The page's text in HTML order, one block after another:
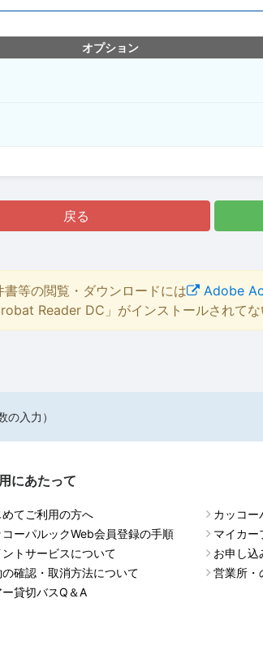
オプション
戻る
等の閲覧・ダウンロードには Adobe
Reader DC」がインストールされてな
の入力）
にあたって
めてご利用の方へ
コーパルックWeb会員登録の手順
ントサービスについて
確認・取消方法について
ー貸切バスQ＆A
カッコー
マイカー
お申し込
営業所・